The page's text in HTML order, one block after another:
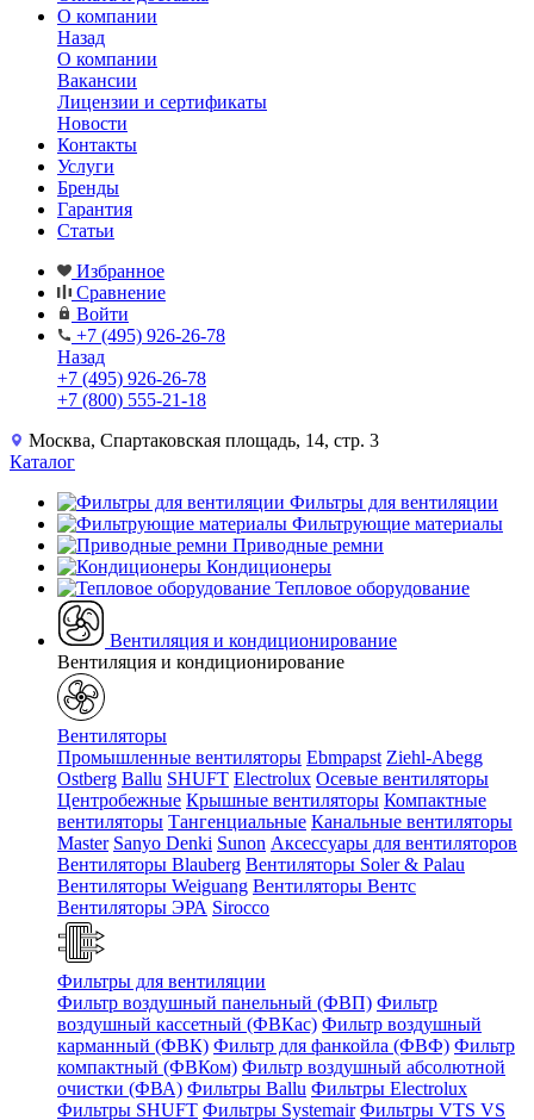
О компании
Назад
О компании
Вакансии
Лицензии и сертификаты
Новости
Контакты
Услуги
Бренды
Гарантия
Статьи
Избранное
Сравнение
Войти
+7 (495) 926-26-78
Назад
+7 (495) 926-26-78
+7 (800) 555-21-18
Москва, Спартаковская площадь, 14, стр. 3
Каталог
Фильтры для вентиляции
Фильтрующие материалы
Приводные ремни
Кондиционеры
Тепловое оборудование
Вентиляция и кондиционирование
Вентиляция и кондиционирование
Вентиляторы
Промышленные вентиляторы Ebmpapst Ziehl-Abegg
Ostberg Ballu SHUFT Electrolux Осевые вентиляторы
Центробежные Крышные вентиляторы Компактные
вентиляторы Тангенциальные Канальные вентиляторы
Master Sanyo Denki Sunon Аксессуары для вентиляторов
Вентиляторы Blauberg Вентиляторы Soler & Palau
Вентиляторы Weiguang Вентиляторы Вентс
Вентиляторы ЭРА Sirocco
Фильтры для вентиляции
Фильтр воздушный панельный (ФВП) Фильтр
воздушный кассетный (ФВКас) Фильтр воздушный
карманный (ФВК) Фильтр для фанкойла (ФВФ) Фильтр
компактный (ФВКом) Фильтр воздушный абсолютной
очистки (ФВА) Фильтры Ballu Фильтры Electrolux
Фильтры SHUFT Фильтры Systemair Фильтры VTS VS